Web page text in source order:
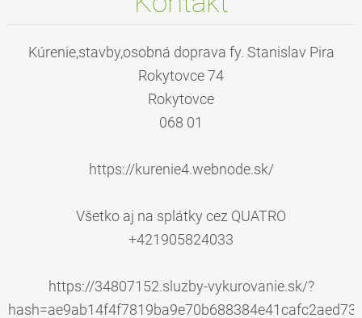
Kúrenie,stavby,osobná doprava fy. Stanislav Pira
Rokytovce 74
Rokytovce
068 01
https://kurenie4.webnode.sk/
Všetko aj na splátky cez QUATRO
+421905824033
https://34807152.sluzby-vykurovanie.sk/?